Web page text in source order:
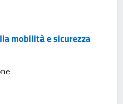
mobilità e sicurezza